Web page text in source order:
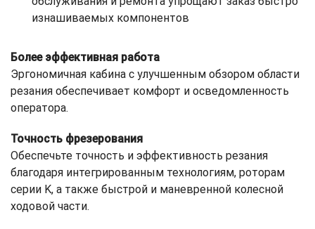
изнашиваемых компонентов
Более эффективная работа
Эргономичная кабина с улучшенным обзором области
резания обеспечивает комфорт и осведомленность
оператора.
Точность фрезерования
Обеспечьте точность и эффективность резания
благодаря интегрированным технологиям, роторам
серии K, а также быстрой и маневренной колесной
ходовой части.